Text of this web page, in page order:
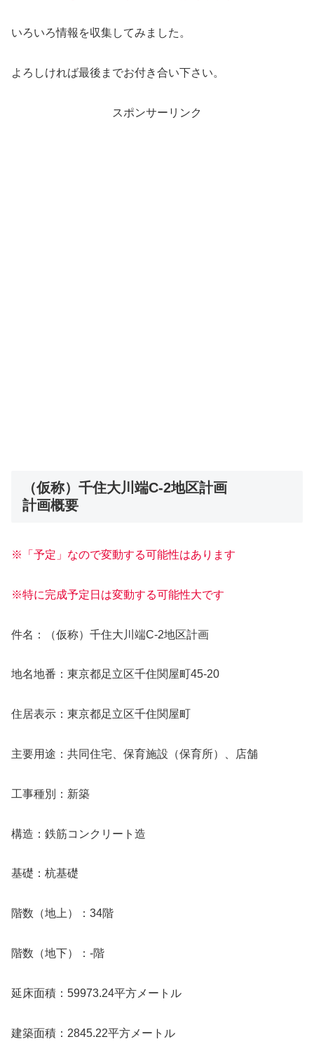
いろいろ情報を収集してみました。
よろしければ最後までお付き合い下さい。
スポンサーリンク
（仮称）千住大川端C-2地区計画
計画概要
※「予定」なので変動する可能性はあります
※特に完成予定日は変動する可能性大です
件名：（仮称）千住大川端C-2地区計画
地名地番：東京都足立区千住関屋町45-20
住居表示：東京都足立区千住関屋町
主要用途：共同住宅、保育施設（保育所）、店舗
工事種別：新築
構造：鉄筋コンクリート造
基礎：杭基礎
階数（地上）：34階
階数（地下）：-階
延床面積：59973.24平方メートル
建築面積：2845.22平方メートル